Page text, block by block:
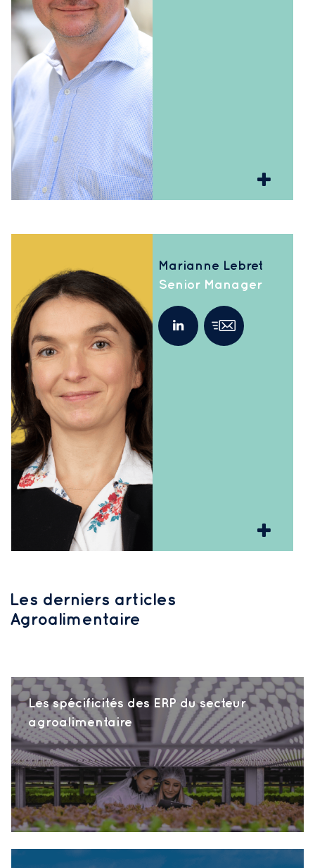
Marianne Lebret
Senior Manager
Les derniers articles
Agroalimentaire
Les spécificités des ERP du secteur
agroalimentaire